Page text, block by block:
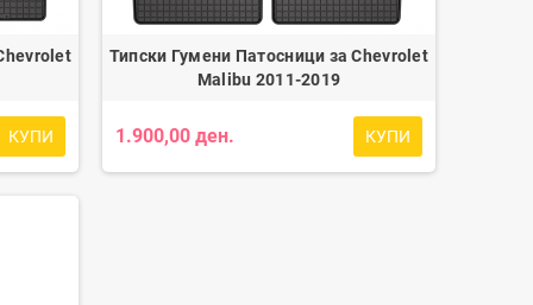
КУПИ
Типски Гумени Патосници за Chevrolet
Malibu 2011-2019
1.900,00 ден. КУПИ